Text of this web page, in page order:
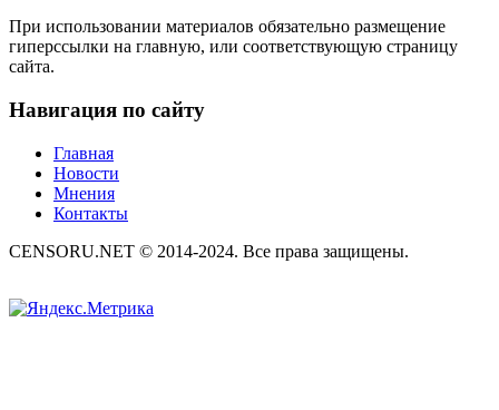
При использовании материалов обязательно размещение
гиперссылки на главную, или соответствующую страницу
сайта.
Навигация по сайту
Главная
Новости
Мнения
Контакты
CENSORU.NET © 2014-2024. Все права защищены.